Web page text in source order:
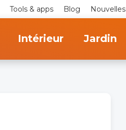
Tools & apps Blog Nouvelles
Intérieur Jardin